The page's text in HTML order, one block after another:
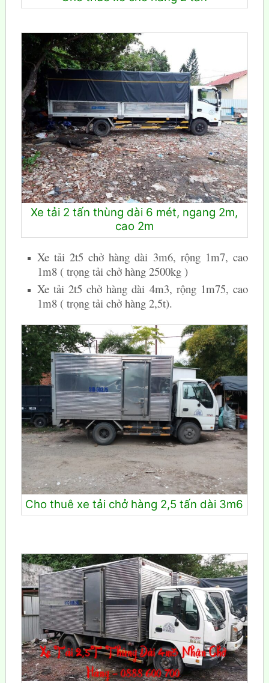
Xe tải 2 tấn thùng dài 6 mét, ngang 2m,
cao 2m
Xe tải 2t5 chở hàng dài 3m6, rộng 1m7, cao
1m8 ( trọng tải chở hàng 2500kg )
Xe tải 2t5 chở hàng dài 4m3, rộng 1m75, cao
1m8 ( trọng tải chở hàng 2,5t).
Cho thuê xe tải chở hàng 2,5 tấn dài 3m6